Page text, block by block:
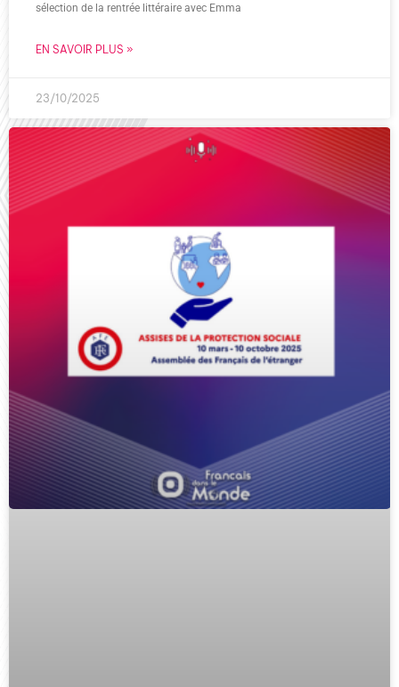
sélection de la rentrée littéraire avec Emma
EN SAVOIR PLUS »
23/10/2025